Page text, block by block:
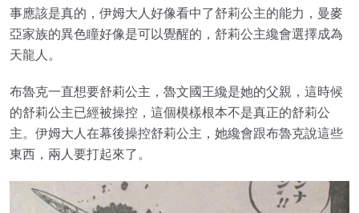
事應該是真的，伊姆大人好像看中了舒莉公主的能力，曼麥
亞家族的異色瞳好像是可以覺醒的，舒莉公主纔會選擇成為
天龍人。
布魯克一直想要舒莉公主，魯文國王纔是她的父親，這時候
的舒莉公主已經被操控，這個模樣根本不是真正的舒莉公
主。伊姆大人在幕後操控舒莉公主，她纔會跟布魯克說這些
東西，兩人要打起來了。